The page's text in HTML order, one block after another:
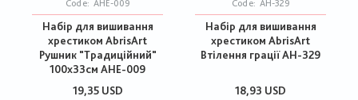
Code: AHE-009
Набір для вишивання
хрестиком AbrisArt
Рушник "Традиційний"
100х33см AHE-009
19,35 USD
Code: АН-329
Набір для вишивання
хрестиком AbrisArt
Втілення грації АН-329
18,93 USD